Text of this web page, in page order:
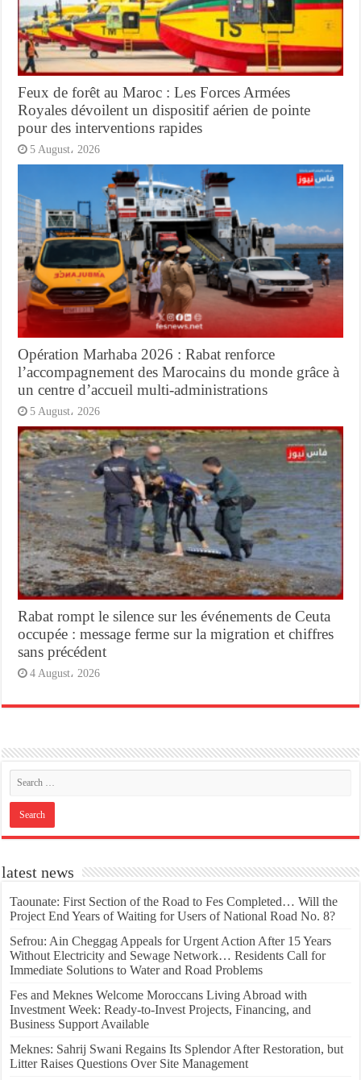
Feux de forêt au Maroc : Les Forces Armées
Royales dévoilent un dispositif aérien de pointe
pour des interventions rapides
5 August، 2026
Opération Marhaba 2026 : Rabat renforce
l’accompagnement des Marocains du monde grâce à
un centre d’accueil multi-administrations
5 August، 2026
Rabat rompt le silence sur les événements de Ceuta
occupée : message ferme sur la migration et chiffres
sans précédent
4 August، 2026
latest news
Taounate: First Section of the Road to Fes Completed… Will the
Project End Years of Waiting for Users of National Road No. 8?
Sefrou: Ain Cheggag Appeals for Urgent Action After 15 Years
Without Electricity and Sewage Network… Residents Call for
Immediate Solutions to Water and Road Problems
Fes and Meknes Welcome Moroccans Living Abroad with
Investment Week: Ready-to-Invest Projects, Financing, and
Business Support Available
Meknes: Sahrij Swani Regains Its Splendor After Restoration, but
Litter Raises Questions Over Site Management